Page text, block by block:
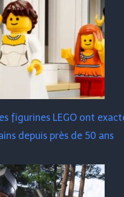
figurines LEGO ont
depuis près de 50 ans